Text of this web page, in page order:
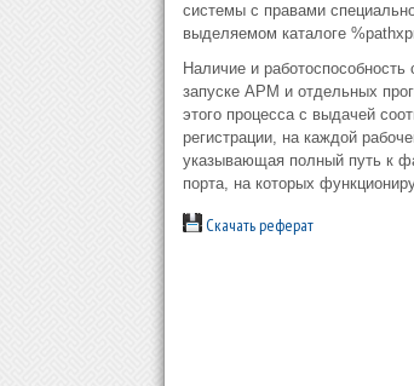
системы с правами
выделяемом каталоге
Наличие и
запуске АРМ и отдельных
этого процесса с выдачей
регистрации, на каждой
указывающая полный путь к
порта, на которых
Скачать реферат